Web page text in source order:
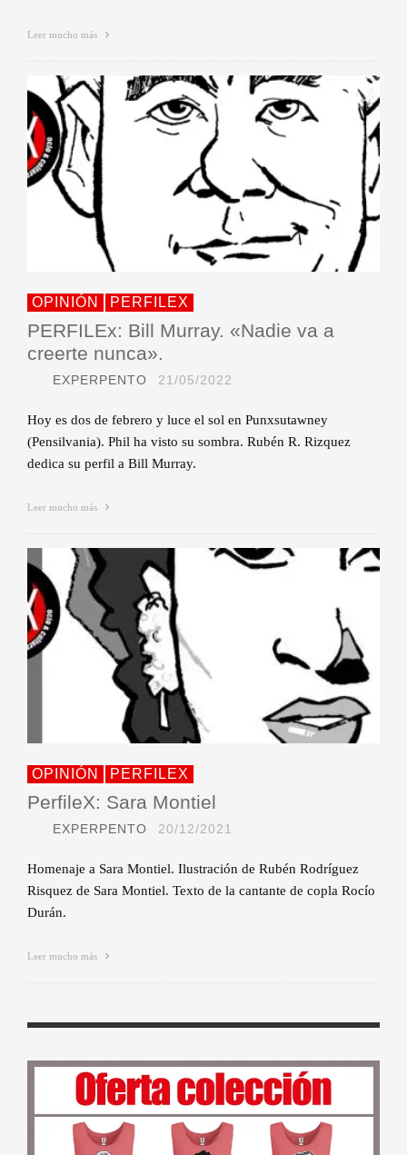
Leer mucho más
OPINIÓN PERFILEX
PERFILEx: Bill Murray. «Nadie va a
creerte nunca».
EXPERPENTO 21/05/2022
Hoy es dos de febrero y luce el sol en Punxsutawney
(Pensilvania). Phil ha visto su sombra. Rubén R. Rizquez
dedica su perfil a Bill Murray.
Leer mucho más
OPINIÓN PERFILEX
PerfileX: Sara Montiel
EXPERPENTO 20/12/2021
Homenaje a Sara Montiel. Ilustración de Rubén Rodríguez
Risquez de Sara Montiel. Texto de la cantante de copla Rocío
Durán.
Leer mucho más